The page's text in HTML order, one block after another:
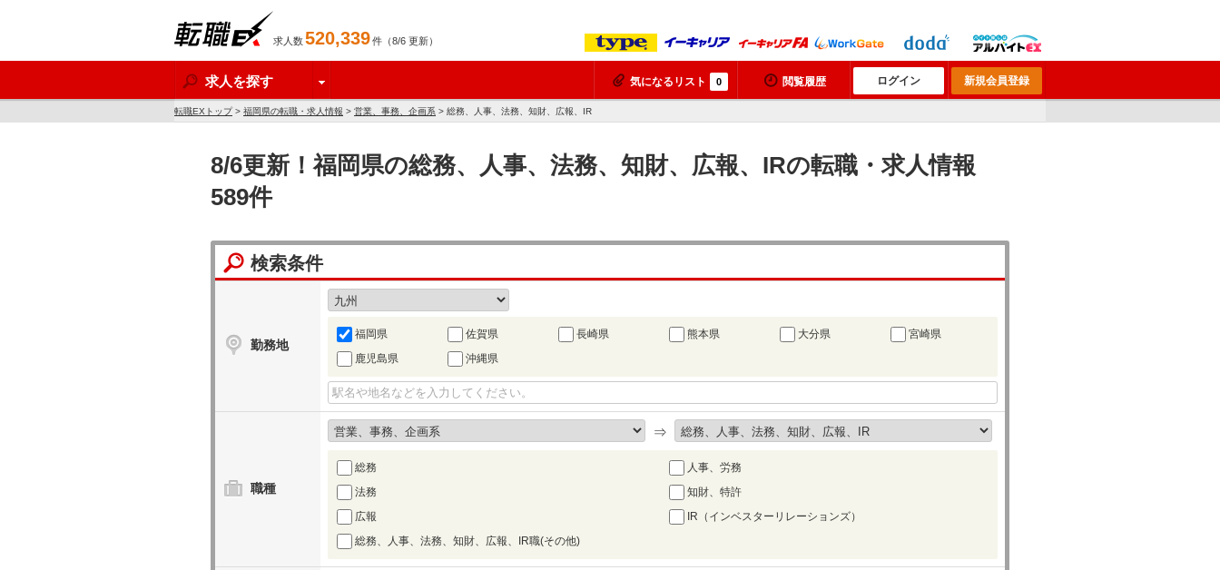
求人数520,339件（8/6 更新）
求人を探す 気になるリスト 0 閲覧履歴 ログイン 新規会員登録
転職EXトップ> 福岡県の転職・求人情報 > 営業、事務、企画系 > 総務、人事、法務、知財、広報、IR
8/6更新！福岡県の総務、人事、法務、知財、広報、IRの転職・求人情報
589件
検索条件
勤務地
福岡県 佐賀県 長崎県 熊本県 大分県
宮崎県
鹿児島県
沖縄県
職種
⇒
総務
人事、労務
法務
知財、特許
広報
IR（インベスターリレーションズ）
総務、人事、法務、知財、広報、IR職(その他)